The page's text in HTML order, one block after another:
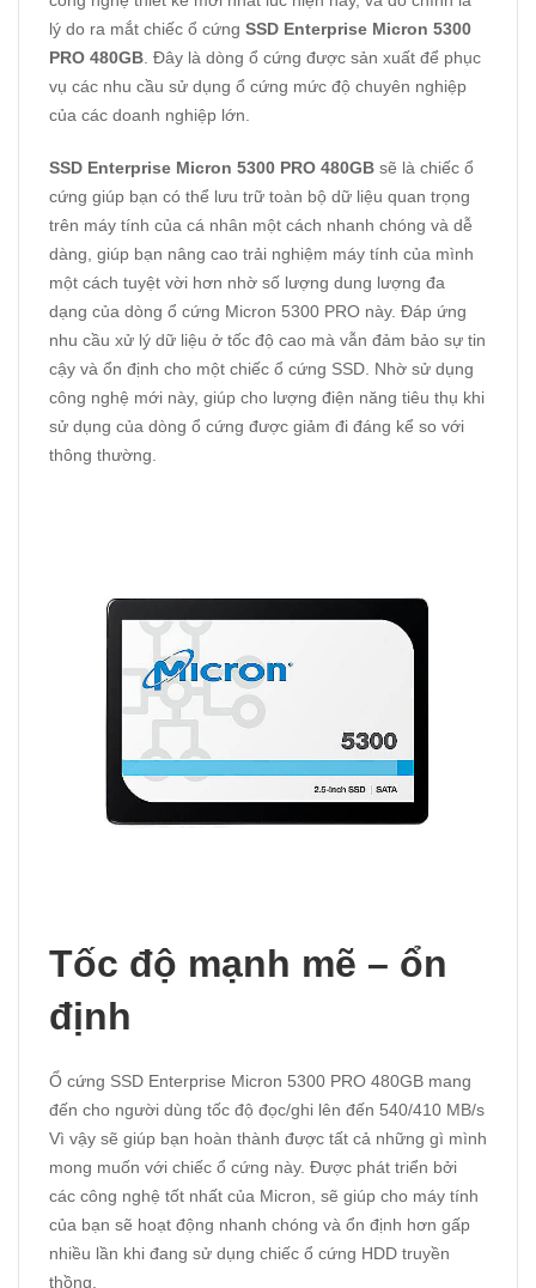
lý do ra mắt chiếc ổ cứng SSD Enterprise Micron 5300
PRO 480GB . Đây là dòng ổ cứng được sản xuất để phục
vụ các nhu cầu sử dụng ổ cứng mức độ chuyên nghiệp
của các doanh nghiệp lớn.
SSD Enterprise Micron 5300 PRO 480GB sẽ là chiếc ổ
cứng giúp bạn có thể lưu trữ toàn bộ dữ liệu quan trọng
trên máy tính của cá nhân một cách nhanh chóng và dễ
dàng, giúp bạn nâng cao trải nghiệm máy tính của mình
một cách tuyệt vời hơn nhờ số lượng dung lượng đa
dạng của dòng ổ cứng Micron 5300 PRO này. Đáp ứng
nhu cầu xử lý dữ liệu ở tốc độ cao mà vẫn đảm bảo sự tin
cậy và ổn định cho một chiếc ổ cứng SSD. Nhờ sử dụng
công nghệ mới này, giúp cho lượng điện năng tiêu thụ khi
sử dụng của dòng ổ cứng được giảm đi đáng kể so với
thông thường.
Tốc độ mạnh mẽ – ổn
định
Ổ cứng SSD Enterprise Micron 5300 PRO 480GB mang
đến cho người dùng tốc độ đọc/ghi lên đến 540/410 MB/s
Vì vậy sẽ giúp bạn hoàn thành được tất cả những gì mình
mong muốn với chiếc ổ cứng này. Được phát triển bởi
các công nghệ tốt nhất của Micron, sẽ giúp cho máy tính
của bạn sẽ hoạt động nhanh chóng và ổn định hơn gấp
nhiều lần khi đang sử dụng chiếc ổ cứng HDD truyền
thồng.